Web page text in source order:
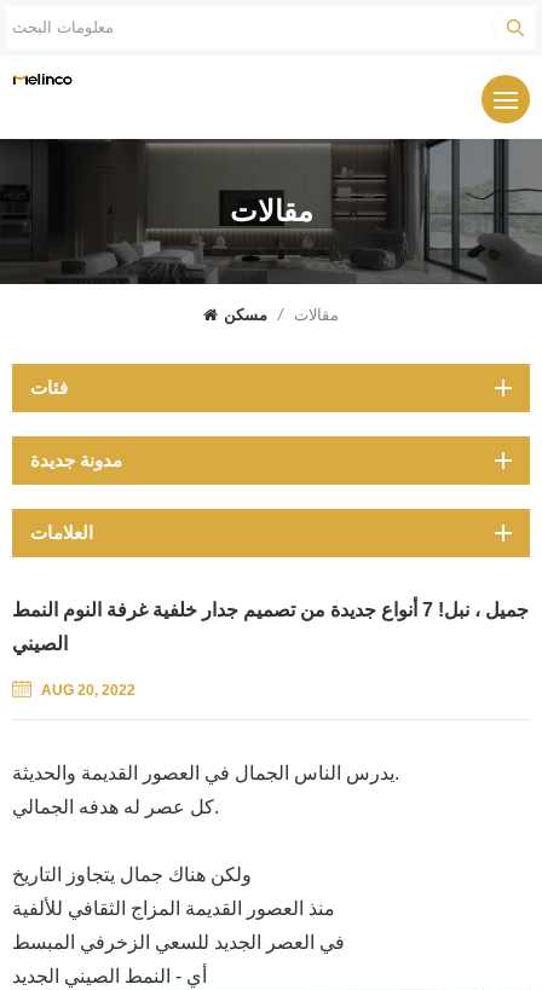
مقالات
مسكن / مقالات
جميل ، نبل! 7 أنواع جديدة من تصميم جدار خلفية غرفة النوم النمط
الصيني
AUG 20, 2022
يدرس الناس الجمال في العصور القديمة والحديثة.
كل عصر له هدفه الجمالي.
ولكن هناك جمال يتجاوز التاريخ
منذ العصور القديمة المزاج الثقافي للألفية
في العصر الجديد للسعي الزخرفي المبسط
أي - النمط الصيني الجديد
فئات
مدونة جديدة
العلامات